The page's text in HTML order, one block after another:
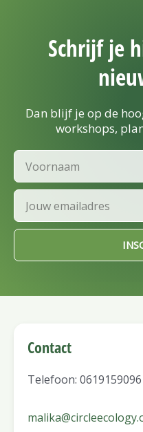
Schrijf je
Dan blijf je op de
workshops,
Voornaam
Email
Contact
Telefoon: 0619159096